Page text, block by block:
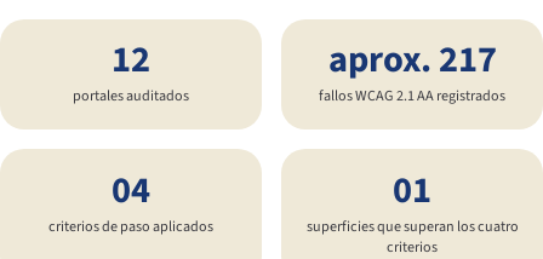
12
portales auditados
aprox. 217
fallos WCAG 2.1 AA registrados
04
criterios de paso aplicados
01
superficies que superan los cuatro
criterios